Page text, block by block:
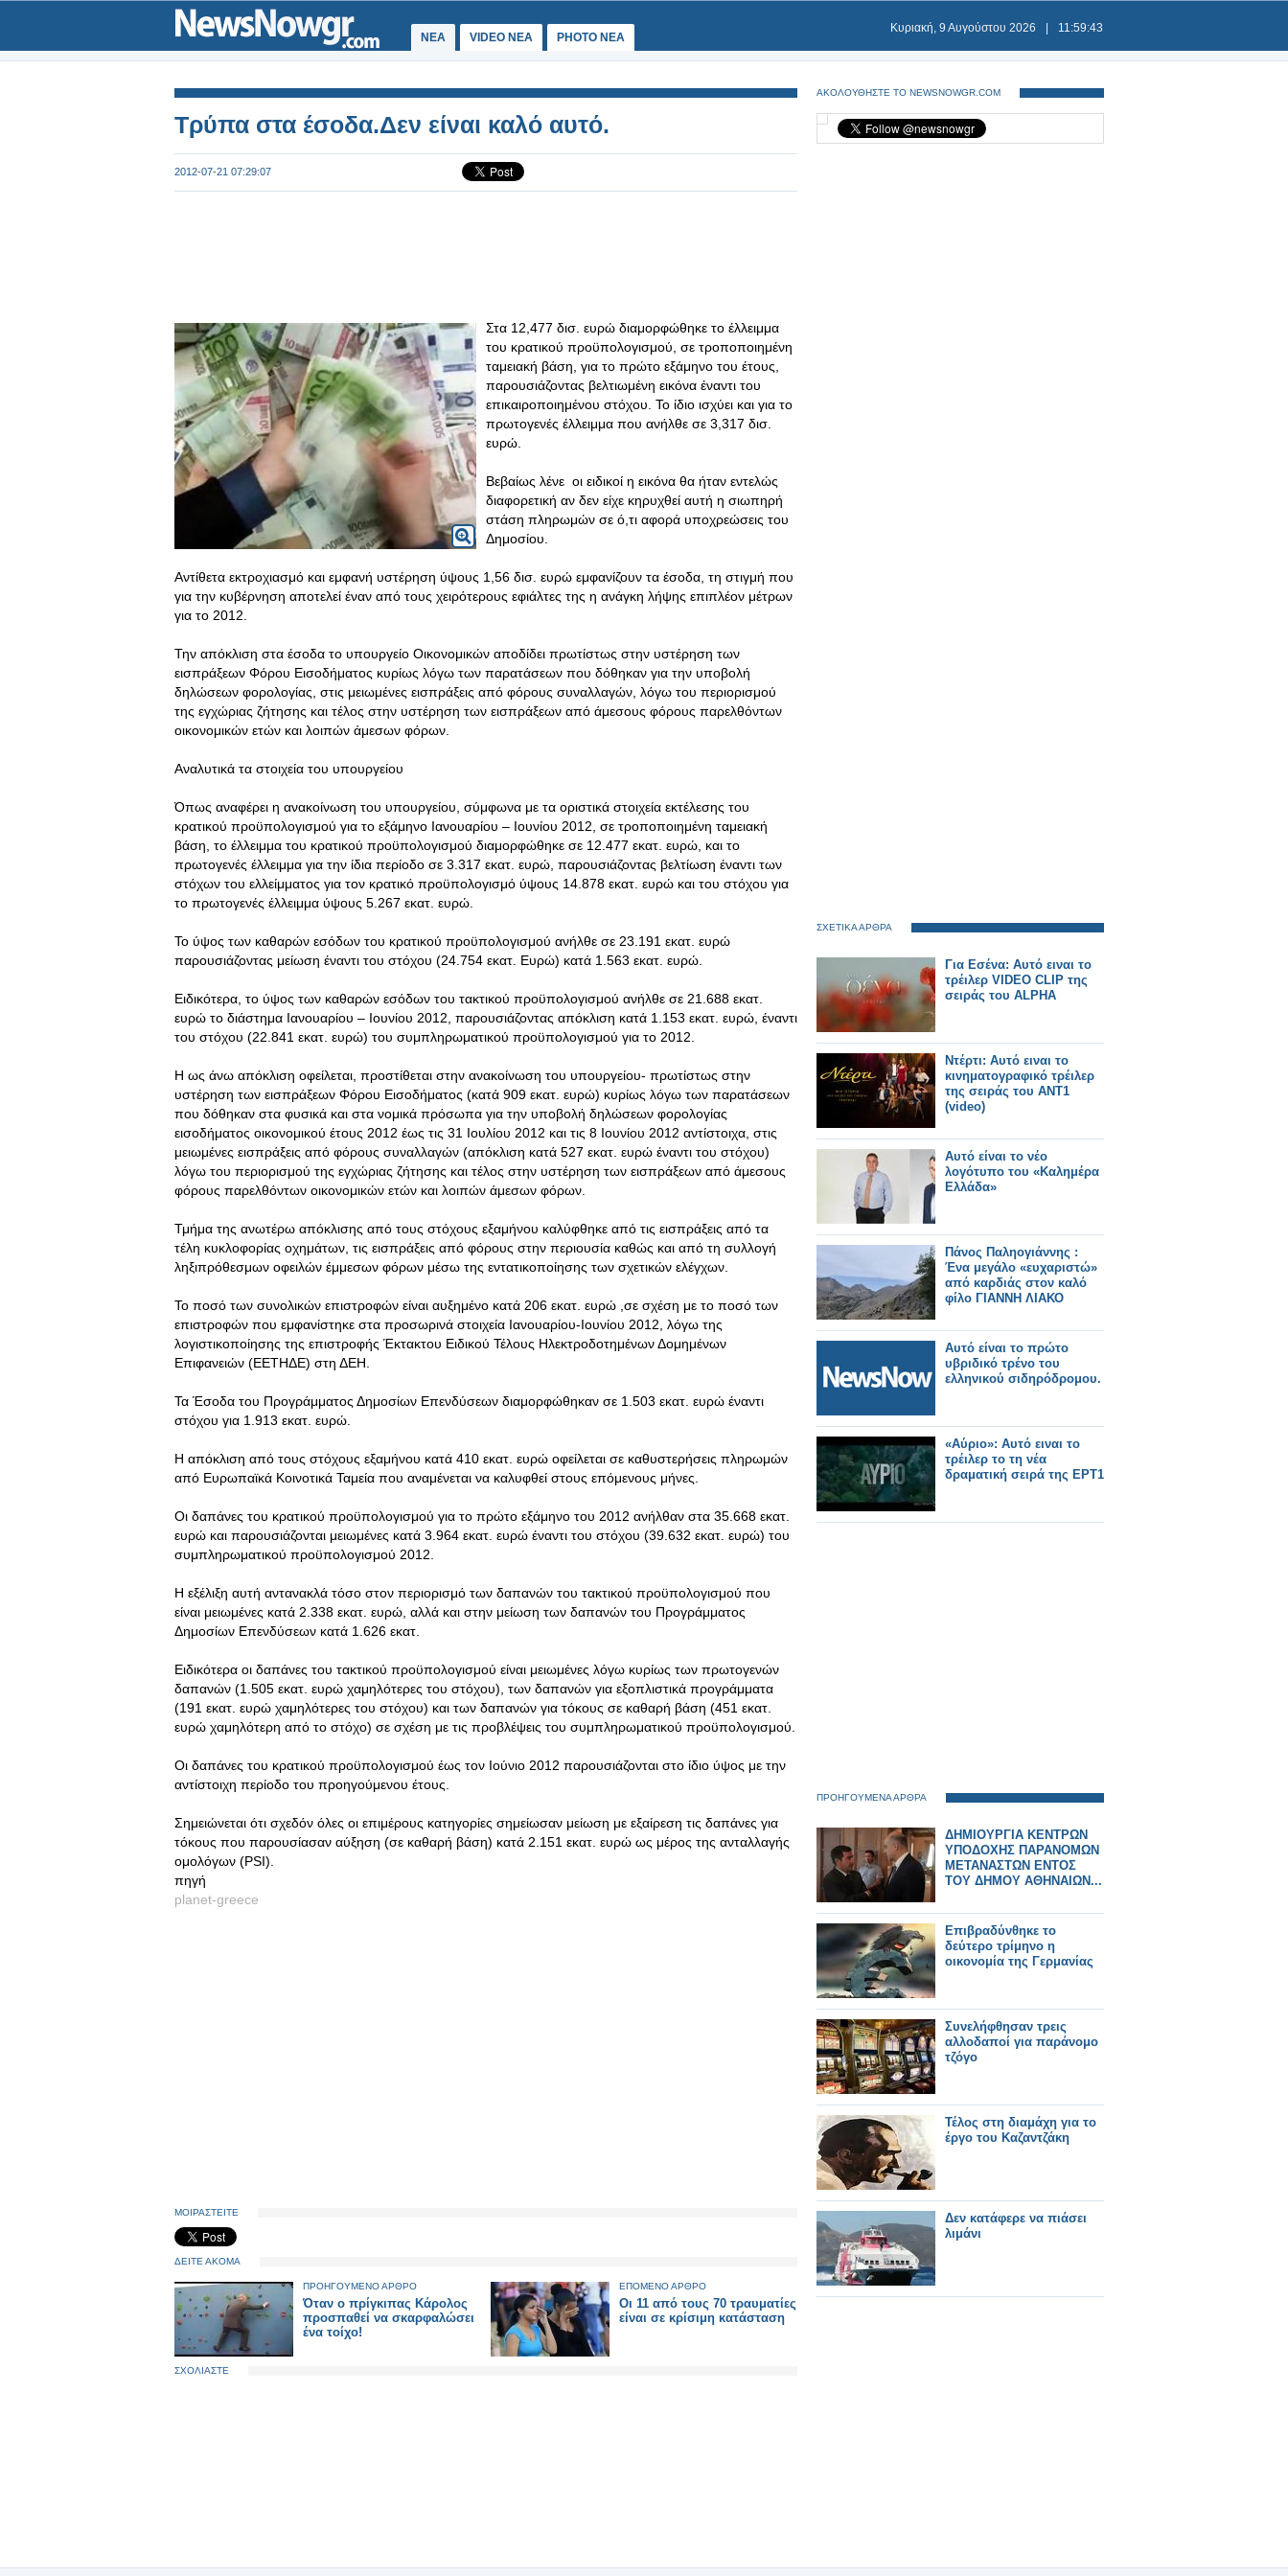
ΝΕΑ VIDEO NEA PHOTO NEA
Κυριακή, 9 Αυγούστου 2026 11:59:43
Τρύπα στα έσοδα.Δεν είναι καλό αυτό.
2012-07-21 07:29:07
Στα 12,477 δισ. ευρώ διαμορφώθηκε το έλλειμμα
του κρατικού προϋπολογισμού, σε τροποποιημένη
ταμειακή βάση, για το πρώτο εξάμηνο του έτους,
παρουσιάζοντας βελτιωμένη εικόνα έναντι του
επικαιροποιημένου στόχου. Το ίδιο ισχύει και για το
πρωτογενές έλλειμμα που ανήλθε σε 3,317 δισ.
ευρώ.
Βεβαίως λένε οι ειδικοί η εικόνα θα ήταν εντελώς
διαφορετική αν δεν είχε κηρυχθεί αυτή η σιωπηρή
στάση πληρωμών σε ό,τι αφορά υποχρεώσεις του
Δημοσίου.
Αντίθετα εκτροχιασμό και εμφανή υστέρηση ύψους 1,56 δισ. ευρώ εμφανίζουν τα έσοδα, τη στιγμή που
για την κυβέρνηση αποτελεί έναν από τους χειρότερους εφιάλτες της η ανάγκη λήψης επιπλέον μέτρων
για το 2012.
Την απόκλιση στα έσοδα το υπουργείο Οικονομικών αποδίδει πρωτίστως στην υστέρηση των
εισπράξεων Φόρου Εισοδήματος κυρίως λόγω των παρατάσεων που δόθηκαν για την υποβολή
δηλώσεων φορολογίας, στις μειωμένες εισπράξεις από φόρους συναλλαγών, λόγω του περιορισμού
της εγχώριας ζήτησης και τέλος στην υστέρηση των εισπράξεων από άμεσους φόρους παρελθόντων
οικονομικών ετών και λοιπών άμεσων φόρων.
Αναλυτικά τα στοιχεία του υπουργείου
Όπως αναφέρει η ανακοίνωση του υπουργείου, σύμφωνα με τα οριστικά στοιχεία εκτέλεσης του
κρατικού προϋπολογισμού για το εξάμηνο Ιανουαρίου – Ιουνίου 2012, σε τροποποιημένη ταμειακή
βάση, το έλλειμμα του κρατικού προϋπολογισμού διαμορφώθηκε σε 12.477 εκατ. ευρώ, και το
πρωτογενές έλλειμμα για την ίδια περίοδο σε 3.317 εκατ. ευρώ, παρουσιάζοντας βελτίωση έναντι των
στόχων του ελλείμματος για τον κρατικό προϋπολογισμό ύψους 14.878 εκατ. ευρώ και του στόχου για
το πρωτογενές έλλειμμα ύψους 5.267 εκατ. ευρώ.
Το ύψος των καθαρών εσόδων του κρατικού προϋπολογισμού ανήλθε σε 23.191 εκατ. ευρώ
παρουσιάζοντας μείωση έναντι του στόχου (24.754 εκατ. Ευρώ) κατά 1.563 εκατ. ευρώ.
Ειδικότερα, το ύψος των καθαρών εσόδων του τακτικού προϋπολογισμού ανήλθε σε 21.688 εκατ.
ευρώ το διάστημα Ιανουαρίου – Ιουνίου 2012, παρουσιάζοντας απόκλιση κατά 1.153 εκατ. ευρώ, έναντι
του στόχου (22.841 εκατ. ευρώ) του συμπληρωματικού προϋπολογισμού για το 2012.
H ως άνω απόκλιση οφείλεται, προστίθεται στην ανακοίνωση του υπουργείου- πρωτίστως στην
υστέρηση των εισπράξεων Φόρου Εισοδήματος (κατά 909 εκατ. ευρώ) κυρίως λόγω των παρατάσεων
που δόθηκαν στα φυσικά και στα νομικά πρόσωπα για την υποβολή δηλώσεων φορολογίας
εισοδήματος οικονομικού έτους 2012 έως τις 31 Ιουλίου 2012 και τις 8 Ιουνίου 2012 αντίστοιχα, στις
μειωμένες εισπράξεις από φόρους συναλλαγών (απόκλιση κατά 527 εκατ. ευρώ έναντι του στόχου)
λόγω του περιορισμού της εγχώριας ζήτησης και τέλος στην υστέρηση των εισπράξεων από άμεσους
φόρους παρελθόντων οικονομικών ετών και λοιπών άμεσων φόρων.
Τμήμα της ανωτέρω απόκλισης από τους στόχους εξαμήνου καλύφθηκε από τις εισπράξεις από τα
τέλη κυκλοφορίας οχημάτων, τις εισπράξεις από φόρους στην περιουσία καθώς και από τη συλλογή
ληξιπρόθεσμων οφειλών έμμεσων φόρων μέσω της εντατικοποίησης των σχετικών ελέγχων.
To ποσό των συνολικών επιστροφών είναι αυξημένο κατά 206 εκατ. ευρώ ,σε σχέση με το ποσό των
επιστροφών που εμφανίστηκε στα προσωρινά στοιχεία Ιανουαρίου-Ιουνίου 2012, λόγω της
λογιστικοποίησης της επιστροφής Έκτακτου Ειδικού Τέλους Ηλεκτροδοτημένων Δομημένων
Επιφανειών (ΕΕΤΗΔΕ) στη ΔΕΗ.
Τα Έσοδα του Προγράμματος Δημοσίων Επενδύσεων διαμορφώθηκαν σε 1.503 εκατ. ευρώ έναντι
στόχου για 1.913 εκατ. ευρώ.
Η απόκλιση από τους στόχους εξαμήνου κατά 410 εκατ. ευρώ οφείλεται σε καθυστερήσεις πληρωμών
από Ευρωπαϊκά Κοινοτικά Ταμεία που αναμένεται να καλυφθεί στους επόμενους μήνες.
Οι δαπάνες του κρατικού προϋπολογισμού για το πρώτο εξάμηνο του 2012 ανήλθαν στα 35.668 εκατ.
ευρώ και παρουσιάζονται μειωμένες κατά 3.964 εκατ. ευρώ έναντι του στόχου (39.632 εκατ. ευρώ) του
συμπληρωματικού προϋπολογισμού 2012.
Η εξέλιξη αυτή αντανακλά τόσο στον περιορισμό των δαπανών του τακτικού προϋπολογισμού που
είναι μειωμένες κατά 2.338 εκατ. ευρώ, αλλά και στην μείωση των δαπανών του Προγράμματος
Δημοσίων Επενδύσεων κατά 1.626 εκατ.
Ειδικότερα οι δαπάνες του τακτικού προϋπολογισμού είναι μειωμένες λόγω κυρίως των πρωτογενών
δαπανών (1.505 εκατ. ευρώ χαμηλότερες του στόχου), των δαπανών για εξοπλιστικά προγράμματα
(191 εκατ. ευρώ χαμηλότερες του στόχου) και των δαπανών για τόκους σε καθαρή βάση (451 εκατ.
ευρώ χαμηλότερη από το στόχο) σε σχέση με τις προβλέψεις του συμπληρωματικού προϋπολογισμού.
Οι δαπάνες του κρατικού προϋπολογισμού έως τον Ιούνιο 2012 παρουσιάζονται στο ίδιο ύψος με την
αντίστοιχη περίοδο του προηγούμενου έτους.
Σημειώνεται ότι σχεδόν όλες οι επιμέρους κατηγορίες σημείωσαν μείωση με εξαίρεση τις δαπάνες για
τόκους που παρουσίασαν αύξηση (σε καθαρή βάση) κατά 2.151 εκατ. ευρώ ως μέρος της ανταλλαγής
ομολόγων (PSI).
πηγή
planet-greece
ΜΟΙΡΑΣΤΕΙΤΕ
ΔΕΙΤΕ ΑΚΟΜΑ
ΠΡΟΗΓΟΥΜΕΝΟ ΑΡΘΡΟ
Όταν ο πρίγκιπας Κάρολος
προσπαθεί να σκαρφαλώσει
ένα τοίχο!
ΕΠΟΜΕΝΟ ΑΡΘΡΟ
Οι 11 από τους 70 τραυματίες
είναι σε κρίσιμη κατάσταση
ΣΧΟΛΙΑΣΤΕ
ΑΚΟΛΟΥΘΗΣΤΕ ΤΟ NEWSNOWGR.COM
ΣΧΕΤΙΚΑ ΑΡΘΡΑ
Για Εσένα: Αυτό ειναι το
τρέιλερ VIDEO CLIP της
σειράς του ALPHA
Ντέρτι: Αυτό ειναι το
κινηματογραφικό τρέιλερ
της σειράς του ΑΝΤ1
(video)
Αυτό είναι το νέο
λογότυπο του «Καλημέρα
Ελλάδα»
Πάνος Παληογιάννης :
Ένα μεγάλο «ευχαριστώ»
από καρδιάς στον καλό
φίλο ΓΙΑΝΝΗ ΛΙΑΚΟ
Αυτό είναι το πρώτο
υβριδικό τρένο του
ελληνικού σιδηρόδρομου.
«Αύριο»: Αυτό ειναι το
τρέιλερ το τη νέα
δραματική σειρά της ΕΡΤ1
ΠΡΟΗΓΟΥΜΕΝΑ ΑΡΘΡΑ
ΔΗΜΙΟΥΡΓΙΑ ΚΕΝΤΡΩΝ
ΥΠΟΔΟΧΗΣ ΠΑΡΑΝΟΜΩΝ
ΜΕΤΑΝΑΣΤΩΝ ΕΝΤΟΣ
ΤΟΥ ΔΗΜΟΥ ΑΘΗΝΑΙΩΝ...
Επιβραδύνθηκε το
δεύτερο τρίμηνο η
οικονομία της Γερμανίας
Συνελήφθησαν τρεις
αλλοδαποί για παράνομο
τζόγο
Τέλος στη διαμάχη για το
έργο του Καζαντζάκη
Δεν κατάφερε να πιάσει
λιμάνι